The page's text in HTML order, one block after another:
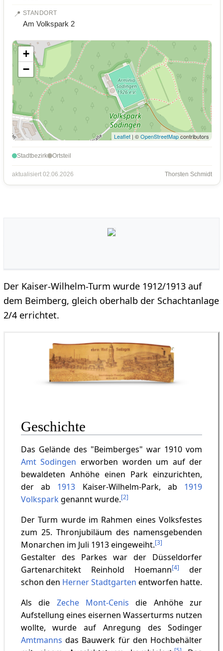
📍 STANDORT
Am Volkspark 2
+
−
Leaflet | ©OpenStreetMapcontributors
Stadtbezirk Ortsteil
aktualisiert 02.06.2026 Thorsten Schmidt
Der Kaiser-Wilhelm-Turm wurde 1912/1913 auf
dem Beimberg, gleich oberhalb der Schachtanlage
2/4 errichtet.
Geschichte
Das Gelände des "Beimberges" war 1910 vom
Amt Sodingen erworben worden um auf der
bewaldeten Anhöhe einen Park einzurichten,
der ab 1913 Kaiser-Wilhelm-Park, ab 1919
Volksparkgenannt wurde.[2]
Der Turm wurde im Rahmen eines Volksfestes
zum 25. Thronjubiläum des namensgebenden
Monarchen im Juli 1913 eingeweiht.[3]
Gestalter des Parkes war der Düsseldorfer
Gartenarchitekt Reinhold Hoemann[4]
der
schon den Herner Stadtgarten entworfen hatte.
Als die Zeche Mont-Cenis die Anhöhe zur
Aufstellung eines eisernen Wasserturms nutzen
wollte, wurde auf Anregung des Sodinger
Amtmanns das Bauwerk für den Hochbehälter